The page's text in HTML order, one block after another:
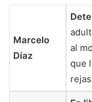
Marcelo
Díaz
al
que